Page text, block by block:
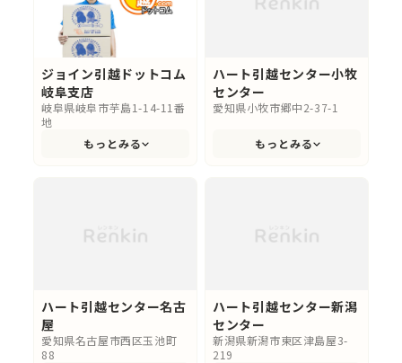
ジョイン引越ドットコム
岐阜支店
岐阜県岐阜市芋島1-14-11番
地
もっとみる
ハート引越センター小牧
センター
愛知県小牧市郷中2-37-1
もっとみる
ハート引越センター名古
屋
愛知県名古屋市西区玉池町
88
ハート引越センター新潟
センター
新潟県新潟市東区津島屋3-
219